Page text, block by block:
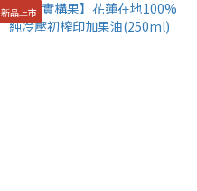
新品上市